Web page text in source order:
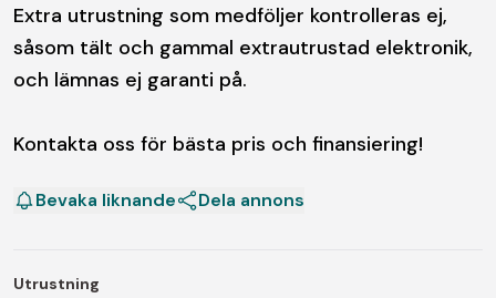
Extra utrustning som medföljer kontrolleras ej,
såsom tält och gammal extrautrustad elektronik,
och lämnas ej garanti på.
Kontakta oss för bästa pris och finansiering!
Bevaka liknande Dela annons
Utrustning